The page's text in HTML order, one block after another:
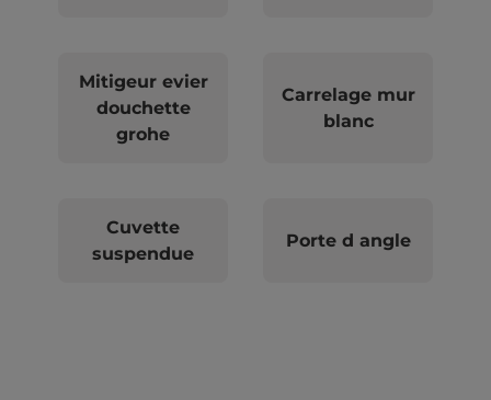
Mitigeur evier
douchette
grohe
Carrelage mur
blanc
Cuvette
suspendue
Porte d angle